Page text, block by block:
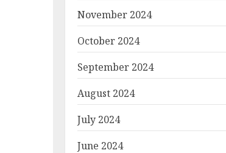
November 2024
October 2024
September 2024
August 2024
July 2024
June 2024